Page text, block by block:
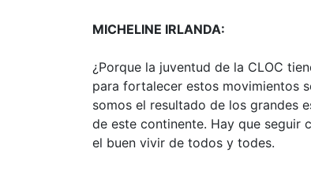
MICHELINE IRLANDA:
¿Porque la juventud de la CLOC
para fortalecer estos movimientos
somos el resultado de los grandes
de este continente. Hay que seguir
el buen vivir de todos y todes.